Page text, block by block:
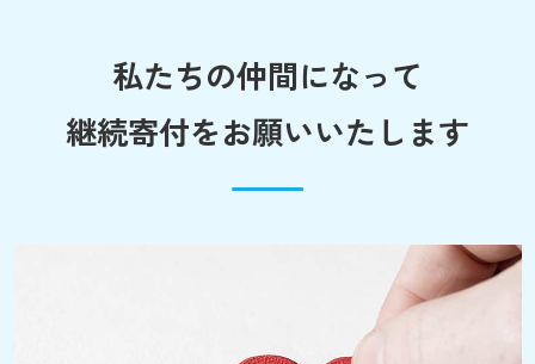
私たちの仲間になって
継続寄付をお願いいたします